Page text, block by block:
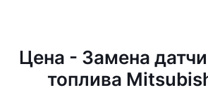
Цена - Замена
топлива